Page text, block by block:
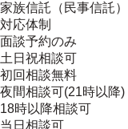
家族信託（民事信託）
対応体制
面談予約のみ
土日祝相談可
初回相談無料
夜間相談可(21時以降)
18時以降相談可
当日相談可